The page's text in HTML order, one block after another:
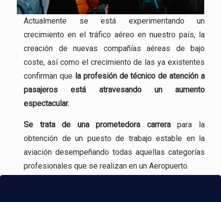
Actualmente se está experimentando un
crecimiento en el tráfico aéreo en nuestro país, la
creación de nuevas compañías aéreas de bajo
coste, así como el crecimiento de las ya existentes
confirman que la profesión de técnico de atención a
pasajeros está atravesando un aumento
espectacular.
Se trata de unaprometedora carrerapara la
obtención de un puesto de trabajo estable en la
aviación desempeñando todas aquellas categorías
profesionales que se realizan en un Aeropuerto.